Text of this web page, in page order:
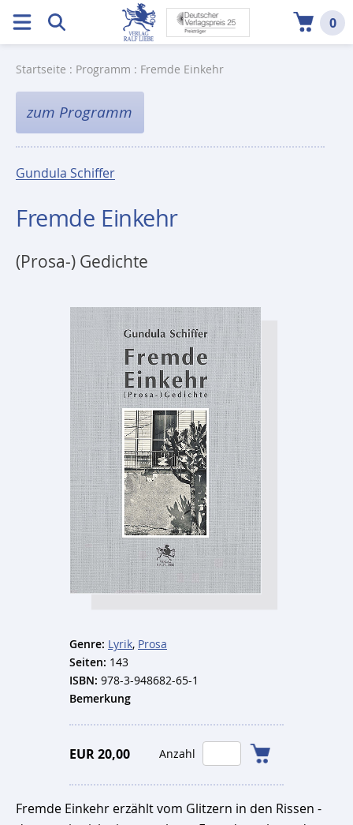
0
Startseite : Programm : Fremde Einkehr
zum Programm
Gundula Schiffer
Fremde Einkehr
(Prosa-) Gedichte
Genre: Lyrik, Prosa
Seiten: 143
ISBN: 978-3-948682-65-1
Bemerkung
EUR 20,00 Anzahl
Fremde Einkehr erzählt vom Glitzern in den Rissen -